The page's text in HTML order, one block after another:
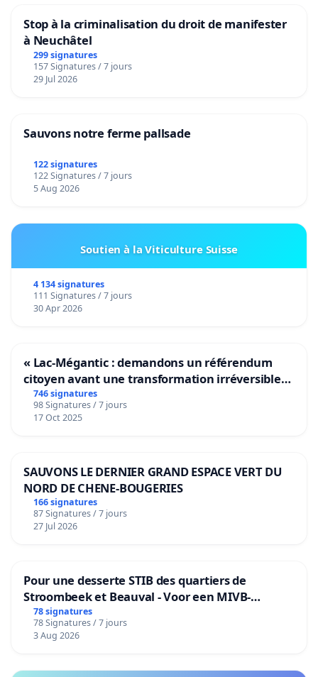
(Page Facebook)
Stop à la criminalisation du droit de manifester
à Neuchâtel
299 signatures
157 Signatures / 7 jours
29 Jul 2026
Sauvons notre ferme pallsade
122 signatures
122 Signatures / 7 jours
5 Aug 2026
Soutien à la Viticulture Suisse
4 134 signatures
111 Signatures / 7 jours
30 Apr 2026
« Lac-Mégantic : demandons un référendum
citoyen avant une transformation irréversible
de notre territoire »
746 signatures
98 Signatures / 7 jours
17 Oct 2025
SAUVONS LE DERNIER GRAND ESPACE VERT DU
NORD DE CHENE-BOUGERIES
166 signatures
87 Signatures / 7 jours
27 Jul 2026
Pour une desserte STIB des quartiers de
Stroombeek et Beauval - Voor een MIVB-
bediening van de wijken Strombeek en Het
Voor
78 signatures
78 Signatures / 7 jours
3 Aug 2026